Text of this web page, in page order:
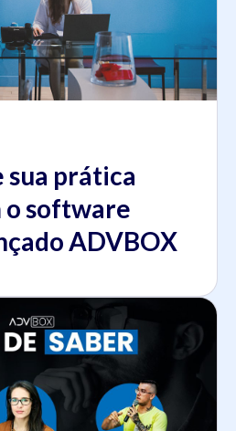
prática
o software
ADVBOX